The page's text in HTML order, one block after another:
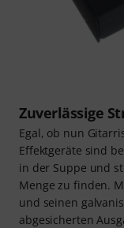
Zuverlässige
Egal, ob nun
Effektgeräte sind
in der Suppe und
Menge zu finden.
und seinen
abgesicherten